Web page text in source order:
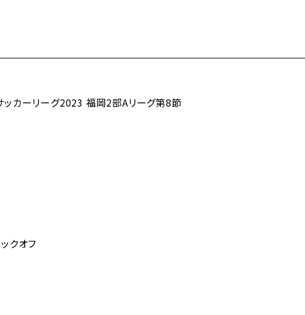
カーリーグ2023 福岡2部Aリーグ第8節
クオフ